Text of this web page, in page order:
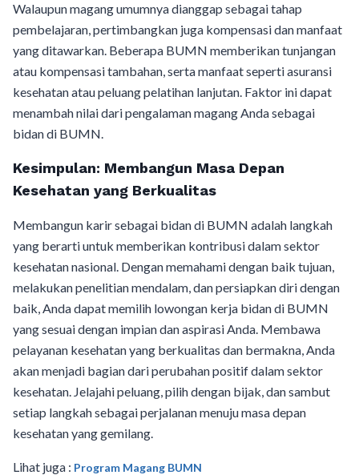
Walaupun magang umumnya dianggap sebagai tahap
pembelajaran, pertimbangkan juga kompensasi dan manfaat
yang ditawarkan. Beberapa BUMN memberikan tunjangan
atau kompensasi tambahan, serta manfaat seperti asuransi
kesehatan atau peluang pelatihan lanjutan. Faktor ini dapat
menambah nilai dari pengalaman magang Anda sebagai
bidan di BUMN.
Kesimpulan: Membangun Masa Depan
Kesehatan yang Berkualitas
Membangun karir sebagai bidan di BUMN adalah langkah
yang berarti untuk memberikan kontribusi dalam sektor
kesehatan nasional. Dengan memahami dengan baik tujuan,
melakukan penelitian mendalam, dan persiapkan diri dengan
baik, Anda dapat memilih lowongan kerja bidan di BUMN
yang sesuai dengan impian dan aspirasi Anda. Membawa
pelayanan kesehatan yang berkualitas dan bermakna, Anda
akan menjadi bagian dari perubahan positif dalam sektor
kesehatan. Jelajahi peluang, pilih dengan bijak, dan sambut
setiap langkah sebagai perjalanan menuju masa depan
kesehatan yang gemilang.
Lihat juga : Program Magang BUMN